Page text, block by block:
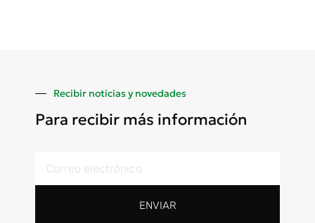
Recibir noticias y novedades
Para recibir más información
ENVIAR